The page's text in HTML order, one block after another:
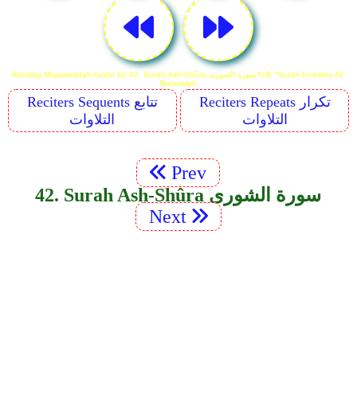
Reciting Mujawwadah Audio for 42. Surah Ash-Shûra سورة الشورى N.B *Surah Includes Al-
Basmalah
Reciters Sequents تتابع
التلاوات
Reciters Repeats تكرار
التلاوات
Prev
42. Surah Ash-Shûra سورة الشورى
Next